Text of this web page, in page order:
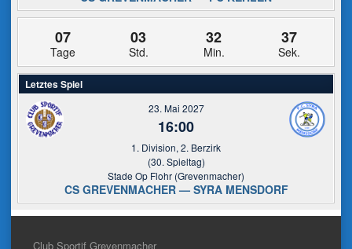
07
Tage
03
Std.
32
Min.
35
Sek.
Letztes Spiel
23. Mai 2027
16:00
1. Division, 2. Berzirk
(30. Spieltag)
Stade Op Flohr (Grevenmacher)
CS GREVENMACHER — SYRA MENSDORF
Club Sportif Grevenmacher